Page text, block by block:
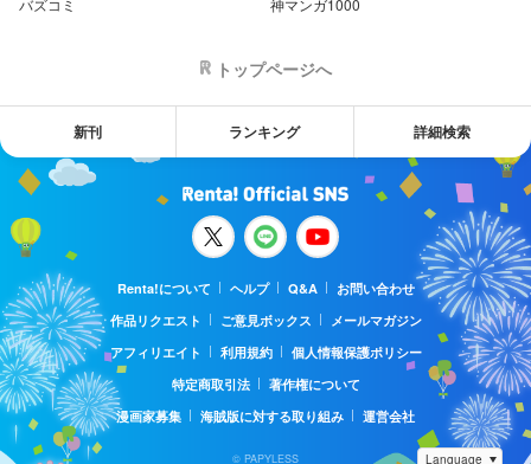
トップページへ
新刊 ランキング 詳細検索
Renta!について ヘルプ Q&A
お問い合わせ
作品リクエスト
ご意見ボックス
メールマガジン
アフィリエイト
利用規約
個人情報保護ポリシー
特定商取引法
著作権について
漫画家募集
海賊版に対する取り組み 運営会社
© PAPYLESS